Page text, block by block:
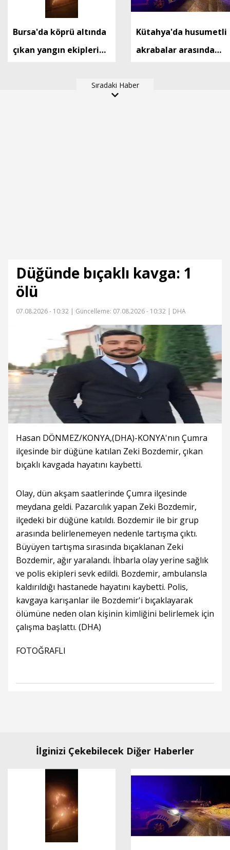
Bursa'da köprü altında
çıkan yangın ekiplerin
Kütahya'da husumetli
akrabalar arasında
2 yaralı
Sıradaki Haber
Düğünde bıçaklı kavga: 1
ölü
07.08.2026 - 10:32 | Güncelleme: 07.08.2026 - 10:32 | DHA
Hasan DÖNMEZ/KONYA,(DHA)-KONYA'nın Çumra
ilçesinde bir düğüne katılan Zeki Bozdemir, çıkan
bıçaklı kavgada hayatını kaybetti.
Olay, dün akşam saatlerinde Çumra ilçesinde
meydana geldi. Pazarcılık yapan Zeki Bozdemir,
ilçedeki bir düğüne katıldı. Bozdemir ile bir grup
arasında belirlenemeyen nedenle tartışma çıktı.
Büyüyen tartışma sırasında bıçaklanan Zeki
Bozdemir, ağır yaralandı. İhbarla olay yerine sağlık
ve polis ekipleri sevk edildi. Bozdemir, ambulansla
kaldırıldığı hastanede hayatını kaybetti. Polis,
kavgaya karışanlar ile Bozdemir'i bıçaklayarak
ölümüne neden olan kişinin kimliğini belirlemek için
çalışma başlattı. (DHA)
FOTOĞRAFLI
İlginizi Çekebilecek Diğer Haberler